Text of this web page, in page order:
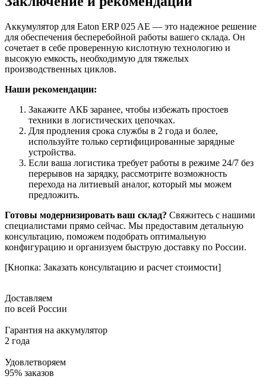
Аккумулятор для Eaton ERP 025 AE — это надежное решение
для обеспечения бесперебойной работы вашего склада. Он
сочетает в себе проверенную кислотную технологию и
высокую емкость, необходимую для тяжелых
производственных циклов.
Наши рекомендации:
Закажите АКБ заранее, чтобы избежать простоев
техники в логистических цепочках.
Для продления срока службы в 2 года и более,
используйте только сертифицированные зарядные
устройства.
Если ваша логистика требует работы в режиме 24/7 без
перерывов на зарядку, рассмотрите возможность
перехода на литиевый аналог, который мы можем
предложить.
Готовы модернизировать ваш склад? Свяжитесь с нашими
специалистами прямо сейчас. Мы предоставим детальную
консультацию, поможем подобрать оптимальную
конфигурацию и организуем быструю доставку по России.
[Кнопка: Заказать консультацию и расчет стоимости]
Доставляем
по всей России
Гарантия на аккумулятор
2 года
Удовлетворяем
95% заказов